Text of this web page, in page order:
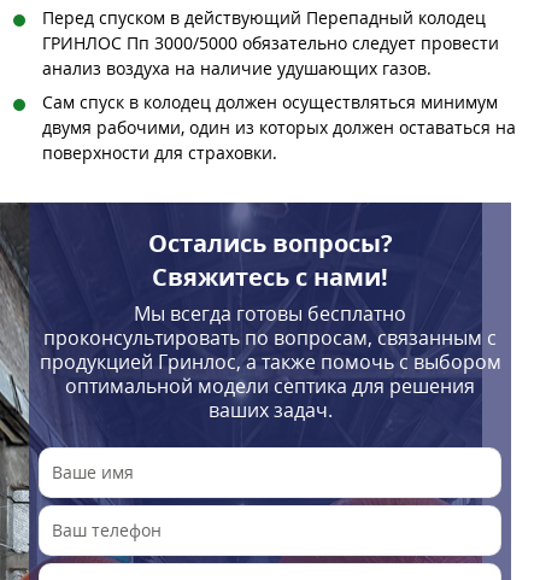
Перед спуском в действующий Перепадный колодец
ГРИНЛОС Пп 3000/5000 обязательно следует провести
анализ воздуха на наличие удушающих газов.
Сам спуск в колодец должен осуществляться минимум
двумя рабочими, один из которых должен оставаться на
поверхности для страховки.
Остались вопросы?
Свяжитесь с нами!
Мы всегда готовы бесплатно
проконсультировать по вопросам, связанным с
продукцией Гринлос, а также помочь с выбором
оптимальной модели септика для решения
ваших задач.